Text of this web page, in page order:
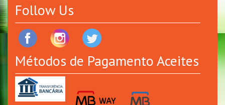
Follow Us
Métodos de Pagamento Aceites